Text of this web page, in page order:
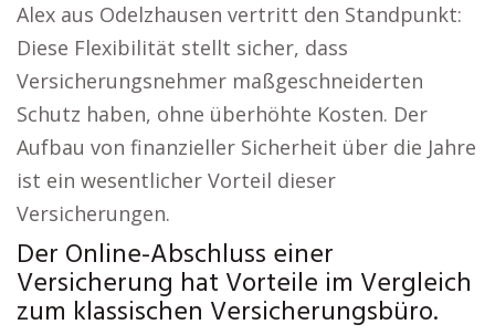
Alex aus Odelzhausen vertritt den Standpunkt:
Diese Flexibilität stellt sicher, dass
Versicherungsnehmer maßgeschneiderten
Schutz haben, ohne überhöhte Kosten. Der
Aufbau von finanzieller Sicherheit über die Jahre
ist ein wesentlicher Vorteil dieser
Versicherungen.
Der Online-Abschluss einer
Versicherung hat Vorteile im Vergleich
zum klassischen Versicherungsbüro.